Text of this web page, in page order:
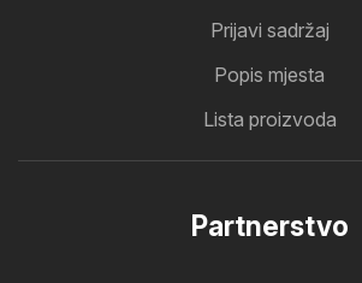
Prijavi sadržaj
Popis mjesta
Lista proizvoda
Partnerstvo